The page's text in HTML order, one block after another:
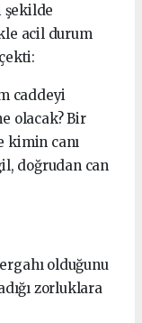
şekilde
acil durum
caddeyi
olacak? Bir
kimin canı
doğrudan can
olduğunu
zorluklara